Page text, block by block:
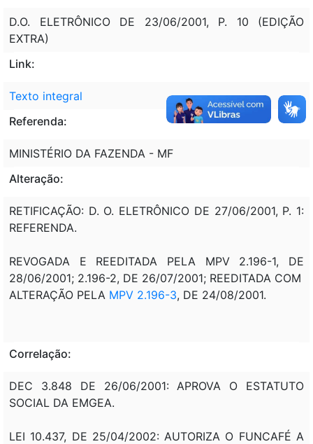
D.O. ELETRÔNICO DE 23/06/2001, P. 10 (EDIÇÃO
EXTRA)
Link:
Texto integral
Referenda:
MINISTÉRIO DA FAZENDA - MF
Alteração:
RETIFICAÇÃO: D. O. ELETRÔNICO DE 27/06/2001, P. 1:
REFERENDA.
REVOGADA E REEDITADA PELA MPV 2.196-1, DE
28/06/2001; 2.196-2, DE 26/07/2001; REEDITADA COM
ALTERAÇÃO PELA MPV 2.196-3, DE 24/08/2001.
Correlação:
DEC 3.848 DE 26/06/2001: APROVA O ESTATUTO
SOCIAL DA EMGEA.
LEI 10.437, DE 25/04/2002: AUTORIZA O FUNCAFÉ A